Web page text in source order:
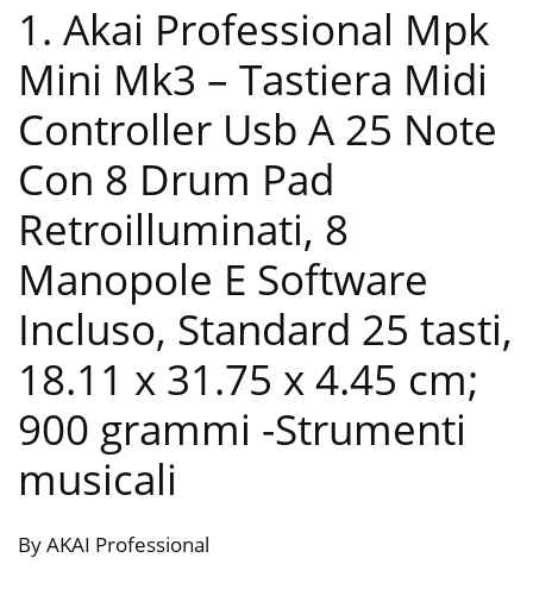
1. Akai Professional Mpk
Mini Mk3 – Tastiera Midi
Controller Usb A 25 Note
Con 8 Drum Pad
Retroilluminati, 8
Manopole E Software
Incluso, Standard 25 tasti,
‎18.11 x 31.75 x 4.45 cm;
900 grammi -Strumenti
musicali
By AKAI Professional